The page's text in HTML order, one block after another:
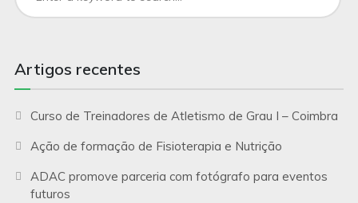
Artigos recentes
Curso de Treinadores de Atletismo de Grau I – Coimbra
Ação de formação de Fisioterapia e Nutrição
ADAC promove parceria com fotógrafo para eventos
futuros